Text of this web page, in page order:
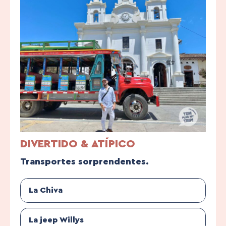
DIVERTIDO & ATÍPICO
Transportes sorprendentes.
La Chiva
La jeep Willys